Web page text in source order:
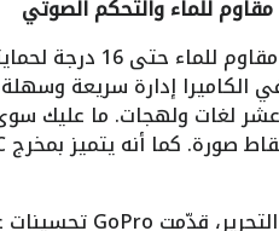
مقاوم للماء